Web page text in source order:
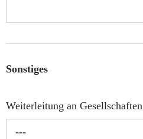
Sonstiges
Weiterleitung an Gesellschaften
---